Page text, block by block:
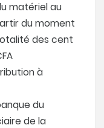
matériel au
du moment
des cent
à
du
de la